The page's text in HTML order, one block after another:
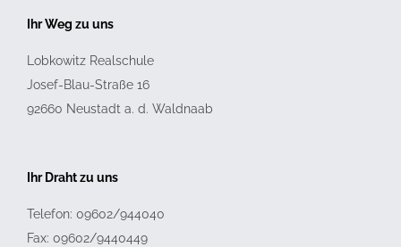
Ihr Weg zu uns
Lobkowitz Realschule
Josef-Blau-Straße 16
92660 Neustadt a. d. Waldnaab
Ihr Draht zu uns
Telefon: 09602/944040
Fax: 09602/9440449